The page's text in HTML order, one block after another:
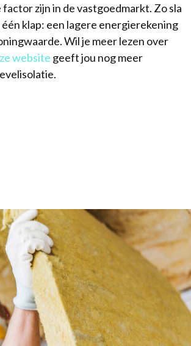
zijn in de vastgoedmarkt. Zo sla
klap: een lagere energierekening
Wil je meer lezen over
website geeft jou nog meer